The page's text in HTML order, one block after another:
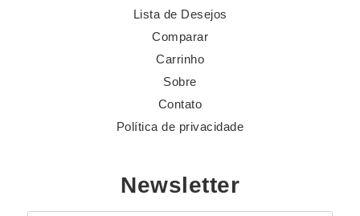
Lista de Desejos
Comparar
Carrinho
Sobre
Contato
Política de privacidade
Newsletter